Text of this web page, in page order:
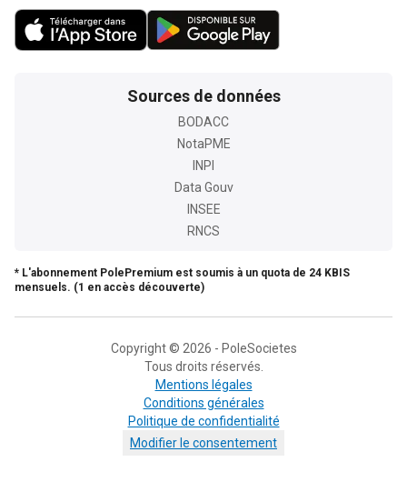
Sources de données
BODACC
NotaPME
INPI
Data Gouv
INSEE
RNCS
* L'abonnement PolePremium est soumis à un quota de 24 KBIS
mensuels. (1 en accès découverte)
Copyright © 2026 - PoleSocietes
Tous droits réservés.
Mentions légales
Conditions générales
Politique de confidentialité
Modifier le consentement